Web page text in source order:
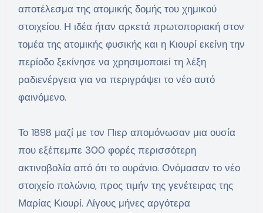
αποτέλεσμα της ατομικής δομής του χημικού
στοιχείου. Η ιδέα ήταν αρκετά πρωτοποριακή στον
τομέα της ατομικής φυσικής και η Κιουρί εκείνη την
περίοδο ξεκίνησε να χρησιμοποιεί τη λέξη
ραδιενέργεια για να περιγράψει το νέο αυτό
φαινόμενο.
Το 1898 μαζί με τον Πιερ απομόνωσαν μια ουσία
που εξέπεμπε 300 φορές περισσότερη
ακτινοβολία από ότι το ουράνιο. Ονόμασαν το νέο
στοιχείο πολώνιο, προς τιμήν της γενέτειρας της
Μαρίας Κιουρί. Λίγους μήνες αργότερα